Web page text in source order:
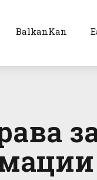
BalkanKan